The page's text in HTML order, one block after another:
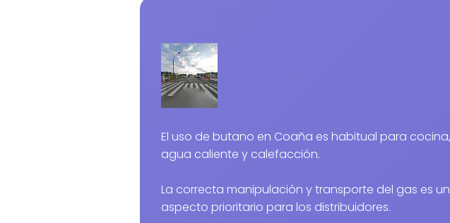
El uso de butano en Coaña es habitual para cocina,
agua caliente y calefacción.
La correcta manipulación y transporte del gas es un
aspecto prioritario para los distribuidores.